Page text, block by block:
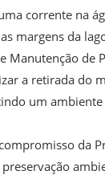
corrente na
margens da
Manutenção de
a retirada do
um
da